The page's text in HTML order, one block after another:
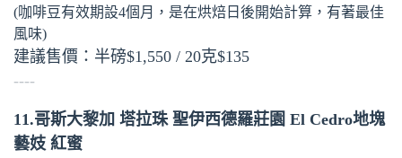
(咖啡豆有效期設4個月，是在烘焙日後開始計算，有著最佳
風味)
建議售價：半磅$1,550 / 20克$135
----
11.哥斯大黎加 塔拉珠 聖伊西德羅莊園 El Cedro地塊
藝妓 紅蜜